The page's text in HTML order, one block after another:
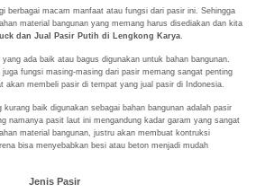
berbagai macam manfaat atau fungsi dari pasir ini. Sehingga
material bangunan yang memang harus disediakan dan kita
dan Jual Pasir Putih di Lengkong Karya.
ada baik atau bagus digunakan untuk bahan bangunan.
fungsi masing-masing dari pasir memang sangat penting
akan membeli pasir di tempat yang jual pasir di Indonesia.
baik digunakan sebagai bahan bangunan adalah pasir
namanya pasit laut ini mengandung kadar garam yang sangat
material bangunan, justru akan membuat kontruksi
bisa menyebabkan besi atau beton menjadi mudah
Jenis Pasir